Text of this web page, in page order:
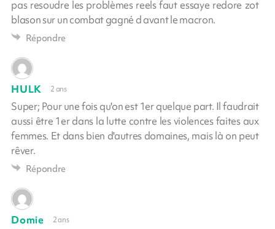
pas resoudre les problèmes reels faut essaye redore zot
blason sur un combat gagné d avant le macron.
Répondre
HULK 2 ans
Super; Pour une fois qu'on est 1er quelque part. Il faudrait
aussi être 1er dans la lutte contre les violences faites aux
femmes. Et dans bien d'autres domaines, mais là on peut
rêver.
Répondre
Domie 2 ans